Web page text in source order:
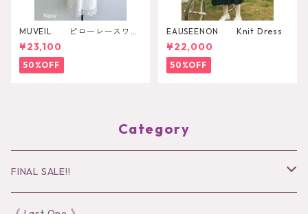
MUVEIL ピローレースワン
ピース
¥23,100
50%OFF
EAUSEENON Knit Dress
¥22,000
50%OFF
Category
FINAL SALE!!